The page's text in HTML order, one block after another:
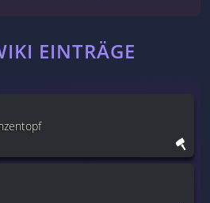
EINTRÄGE